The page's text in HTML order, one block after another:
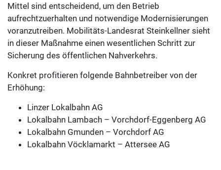
Mittel sind entscheidend, um den Betrieb
aufrechtzuerhalten und notwendige Modernisierungen
voranzutreiben. Mobilitäts-Landesrat Steinkellner sieht
in dieser Maßnahme einen wesentlichen Schritt zur
Sicherung des öffentlichen Nahverkehrs.
Konkret profitieren folgende Bahnbetreiber von der
Erhöhung:
Linzer Lokalbahn AG
Lokalbahn Lambach – Vorchdorf-Eggenberg AG
Lokalbahn Gmunden – Vorchdorf AG
Lokalbahn Vöcklamarkt – Attersee AG